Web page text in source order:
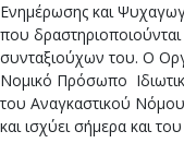
Ενημέρωσης και
που
συνταξιούχων του. Ο
Νομικό Πρόσωπο
του Αναγκαστικού
και ισχύει σήμερα και